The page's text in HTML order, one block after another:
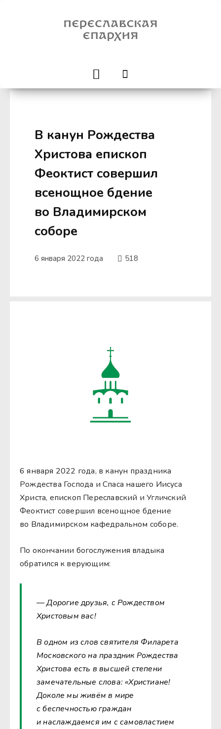
В канун Рождества
Христова епископ
Феоктист совершил
всенощное бдение
во Владимирском
соборе
6 января 2022 года 518
6 января 2022 года, в канун праздника
Рождества Господа и Спаса нашего Иисуса
Христа, епископ Переславский и Угличский
Феоктист совершил всенощное бдение
во Владимирском кафедральном соборе.
По окончании богослужения владыка
обратился к верующим:
— Дорогие друзья, с Рождеством
Христовым вас!
В одном из слов святителя Филарета
Московского на праздник Рождества
Христова есть в высшей степени
замечательные слова: «Христиане!
Доколе мы живём в мире
с беспечностью граждан
и наслаждаемся им с самовластием